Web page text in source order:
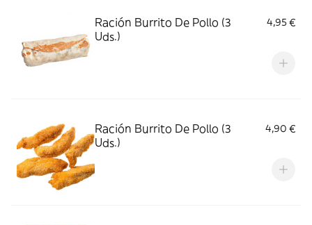
Ración Burrito De Pollo (3
Uds.)
4,95 €
Ración Burrito De Pollo (3
Uds.)
4,90 €